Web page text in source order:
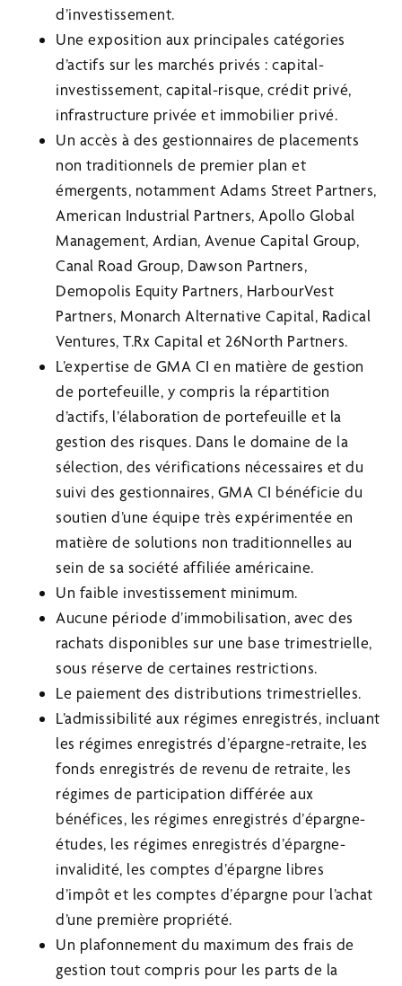
d’investissement.
Une exposition aux principales catégories
d’actifs sur les marchés privés : capital-
investissement, capital-risque, crédit privé,
infrastructure privée et immobilier privé.
Un accès à des gestionnaires de placements
non traditionnels de premier plan et
émergents, notamment Adams Street Partners,
American Industrial Partners, Apollo Global
Management, Ardian, Avenue Capital Group,
Canal Road Group, Dawson Partners,
Demopolis Equity Partners, HarbourVest
Partners, Monarch Alternative Capital, Radical
Ventures, T.Rx Capital et 26North Partners.
L’expertise de GMA CI en matière de gestion
de portefeuille, y compris la répartition
d’actifs, l’élaboration de portefeuille et la
gestion des risques. Dans le domaine de la
sélection, des vérifications nécessaires et du
suivi des gestionnaires, GMA CI bénéficie du
soutien d’une équipe très expérimentée en
matière de solutions non traditionnelles au
sein de sa société affiliée américaine.
Un faible investissement minimum.
Aucune période d’immobilisation, avec des
rachats disponibles sur une base trimestrielle,
sous réserve de certaines restrictions.
Le paiement des distributions trimestrielles.
L’admissibilité aux régimes enregistrés, incluant
les régimes enregistrés d’épargne-retraite, les
fonds enregistrés de revenu de retraite, les
régimes de participation différée aux
bénéfices, les régimes enregistrés d’épargne-
études, les régimes enregistrés d’épargne-
invalidité, les comptes d’épargne libres
d’impôt et les comptes d’épargne pour l’achat
d’une première propriété.
Un plafonnement du maximum des frais de
gestion tout compris pour les parts de la